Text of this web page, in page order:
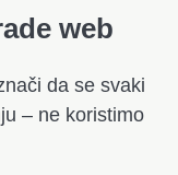
web
da se svaki
– ne koristimo